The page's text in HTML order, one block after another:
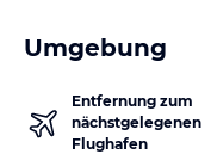
Umgebung
Entfernung zum
nächstgelegenen
Flughafen